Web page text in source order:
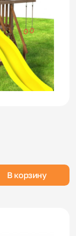
В корзину